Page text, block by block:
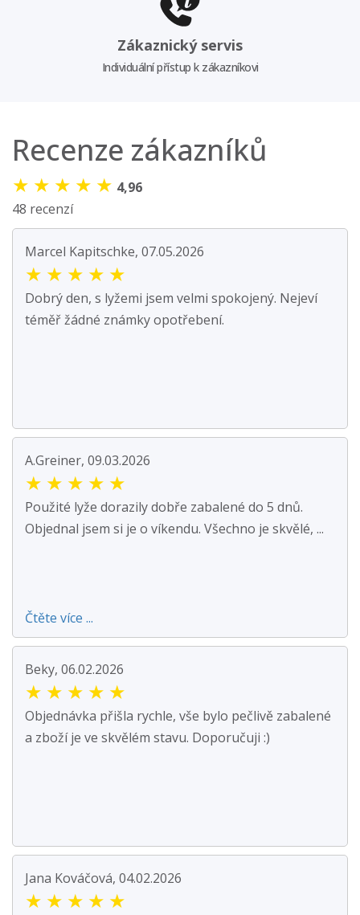
Zákaznický servis
Individuální přístup k zákazníkovi
Recenze zákazníků
★ ★ ★ ★ ★ 4,96
48 recenzí
Marcel Kapitschke, 07.05.2026
★ ★ ★ ★ ★
Dobrý den, s lyžemi jsem velmi spokojený. Nejeví
téměř žádné známky opotřebení.
A.Greiner, 09.03.2026
★ ★ ★ ★ ★
Použité lyže dorazily dobře zabalené do 5 dnů.
Objednal jsem si je o víkendu. Všechno je skvělé, ...
Čtěte více ...
Beky, 06.02.2026
★ ★ ★ ★ ★
Objednávka přišla rychle, vše bylo pečlivě zabalené
a zboží je ve skvělém stavu. Doporučuji :)
Jana Kováčová, 04.02.2026
★ ★ ★ ★ ★